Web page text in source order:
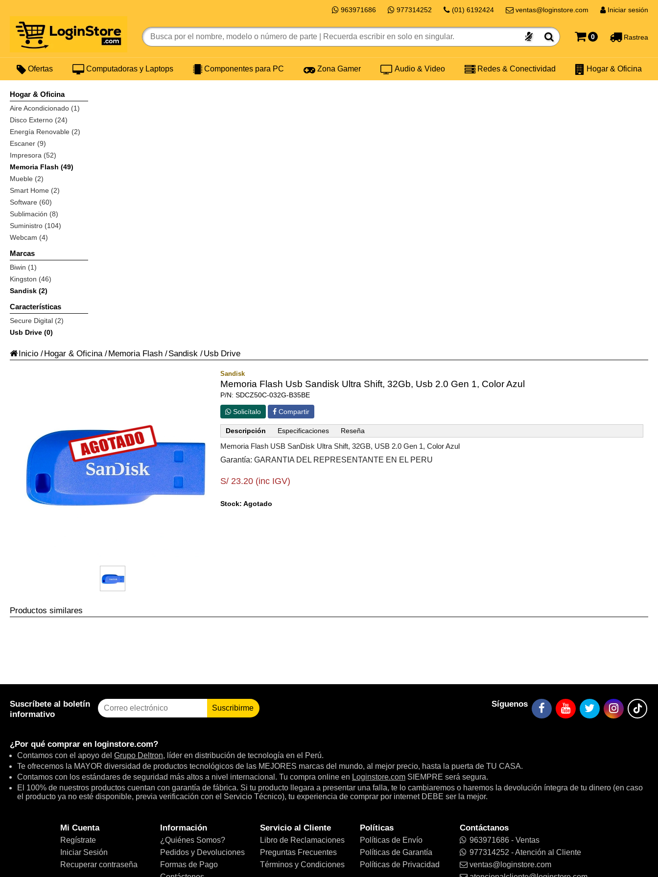
963971686 977314252 (01) 6192424 ventas@loginstore.com Iniciar sesión
0 Rastrea
Ofertas Computadoras y Laptops Componentes para PC Zona Gamer Audio & Video Redes & Conectividad Hogar & Oficina
Hogar & Oficina
Aire Acondicionado (1)
Disco Externo (24)
Energía Renovable (2)
Escaner (9)
Impresora (52)
Memoria Flash (49)
Mueble (2)
Smart Home (2)
Software (60)
Sublimación (8)
Suministro (104)
Webcam (4)
Marcas
Biwin (1)
Kingston (46)
Sandisk (2)
Características
Secure Digital (2)
Usb Drive (0)
Inicio /Hogar & Oficina /Memoria Flash /Sandisk /Usb Drive
Sandisk
Memoria Flash Usb Sandisk Ultra Shift, 32Gb, Usb 2.0 Gen 1, Color Azul
P/N: SDCZ50C-032G-B35BE
Solicítalo Compartir
Descripción Especificaciones Reseña
Memoria Flash USB SanDisk Ultra Shift, 32GB, USB 2.0 Gen 1, Color Azul
Garantía: GARANTIA DEL REPRESENTANTE EN EL PERU
S/ 23.20 (inc IGV)
Stock: Agotado
Productos similares
Suscríbete al boletín
informativo
Suscribirme Síguenos
¿Por qué comprar en loginstore.com?
Contamos con el apoyo del Grupo Deltron, líder en distribución de tecnología en el Perú.
Te ofrecemos la MAYOR diversidad de productos tecnológicos de las MEJORES marcas del mundo, al mejor precio, hasta la puerta de TU CASA.
Contamos con los estándares de seguridad más altos a nivel internacional. Tu compra online en Loginstore.com SIEMPRE será segura.
El 100% de nuestros productos cuentan con garantía de fábrica. Si tu producto llegara a presentar una falla, te lo cambiaremos o haremos la devolución íntegra de tu dinero (en caso
el producto ya no esté disponible, previa verificación con el Servicio Técnico), tu experiencia de comprar por internet DEBE ser la mejor.
Mi Cuenta
Regístrate
Iniciar Sesión
Recuperar contraseña
Información
¿Quiénes Somos?
Pedidos y Devoluciones
Formas de Pago
Servicio al Cliente
Libro de Reclamaciones
Preguntas Frecuentes
Términos y Condiciones
Políticas
Políticas de Envío
Políticas de Garantía
Políticas de Privacidad
Contáctanos
963971686 - Ventas
977314252 - Atención al Cliente
ventas@loginstore.com